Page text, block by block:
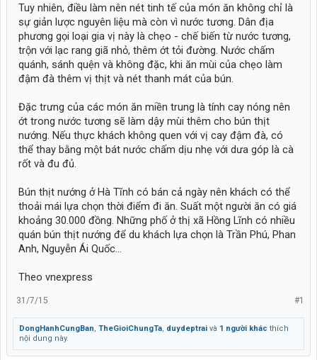
Tuy nhiên, điều làm nên nét tinh tế của món ăn không chỉ là
sự giản lược nguyên liệu mà còn vì nước tương. Dân địa
phương gọi loại gia vị này là chẹo - chế biến từ nước tương,
trộn với lạc rang giã nhỏ, thêm ớt tỏi đường. Nước chấm
quánh, sánh quện và không đặc, khi ăn mùi của chẹo làm
đậm đà thêm vị thịt và nét thanh mát của bún.
Đặc trưng của các món ăn miền trung là tính cay nóng nên
ớt trong nước tương sẽ làm dậy mùi thêm cho bún thịt
nướng. Nếu thực khách không quen với vị cay đậm đà, có
thể thay bằng một bát nước chấm dịu nhẹ với dưa góp là cà
rốt và đu đủ.
Bún thịt nướng ở Hà Tĩnh có bán cả ngày nên khách có thể
thoải mái lựa chọn thời điểm đi ăn. Suất một người ăn có giá
khoảng 30.000 đồng. Những phố ở thị xã Hồng Lĩnh có nhiều
quán bún thịt nướng để du khách lựa chọn là Trần Phú, Phan
Anh, Nguyễn Ái Quốc...
Theo vnexpress
#1
31/7/15
DongHanhCungBan, TheGioiChungTa, duydeptrai và 1 người khác thích
nội dung này.